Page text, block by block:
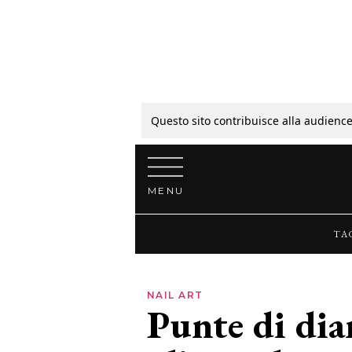
Questo sito contribuisce alla
Vai al contenuto
MENU
NAIL ART
Punte di